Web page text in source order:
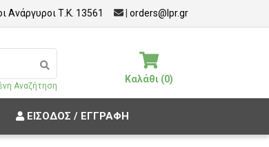
Ανάργυροι Τ.Κ. 13561 orders@lpr.gr
Αναζήτηση
Καλάθι (0)
ΕΊΣΟΔΟΣ / ΕΓΓΡΑΦΉ